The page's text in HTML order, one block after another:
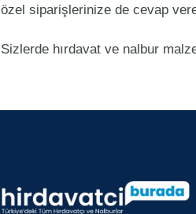
özel siparişlerinize de cevap
Sizlerde hırdavat ve nalbur